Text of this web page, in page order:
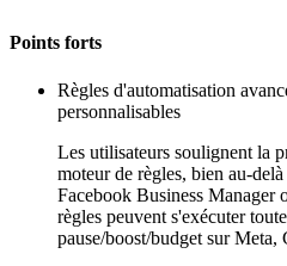
Points forts
Règles d'automatisation
personnalisables
Les utilisateurs soulignent la
moteur de règles, bien au-
Facebook Business Manager
règles peuvent s'exécuter
pause/boost/budget sur